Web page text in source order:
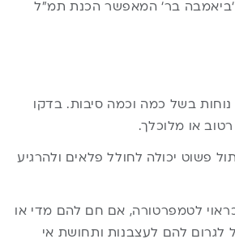
ביאמבה בר‘ המאפשר הכנת תמ”ל
נוחות בשל כמה וכמה סיבות. בדקו
או מלוכלך.
פשוט יכולה לחולל פלאים ולהרגיע
לטמפרטורה, אם חם להם מדי או
לגרום להם לעצבנות ותחושת אי